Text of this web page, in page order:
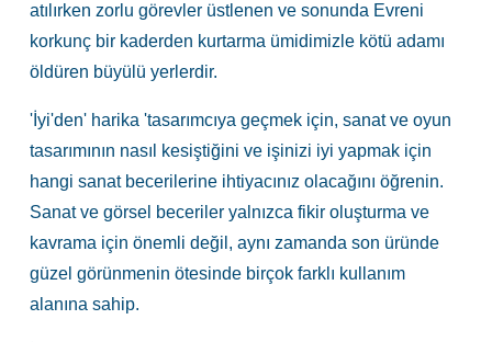
atılırken zorlu görevler üstlenen ve sonunda Evreni
korkunç bir kaderden kurtarma ümidimizle kötü adamı
öldüren büyülü yerlerdir.
'İyi'den' harika 'tasarımcıya geçmek için, sanat ve oyun
tasarımının nasıl kesiştiğini ve işinizi iyi yapmak için
hangi sanat becerilerine ihtiyacınız olacağını öğrenin.
Sanat ve görsel beceriler yalnızca fikir oluşturma ve
kavrama için önemli değil, aynı zamanda son üründe
güzel görünmenin ötesinde birçok farklı kullanım
alanına sahip.